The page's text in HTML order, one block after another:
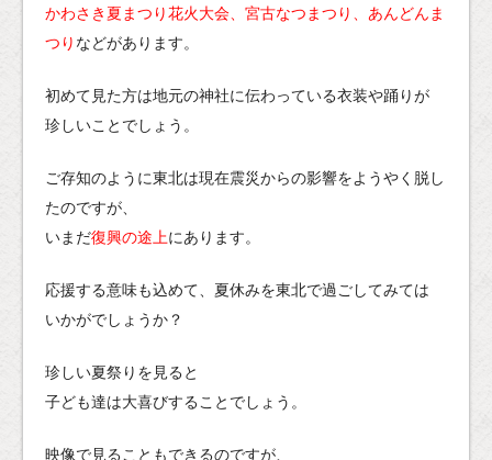
かわさき夏まつり花火大会、宮古なつまつり、あんどんま
つり などがあります。
初めて見た方は地元の神社に伝わっている衣装や踊りが
珍しいことでしょう。
ご存知のように東北は現在震災からの影響をようやく脱し
たのですが、
いまだ復興の途上にあります。
応援する意味も込めて、夏休みを東北で過ごしてみては
いかがでしょうか？
珍しい夏祭りを見ると
子ども達は大喜びすることでしょう。
映像で見ることもできるのですが、